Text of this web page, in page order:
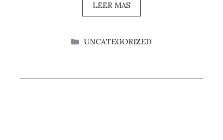
LEER MAS
CATEGORÍAS
UNCATEGORIZED